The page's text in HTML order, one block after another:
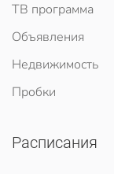
ТВ программа
Объявления
Недвижимость
Пробки
Расписания